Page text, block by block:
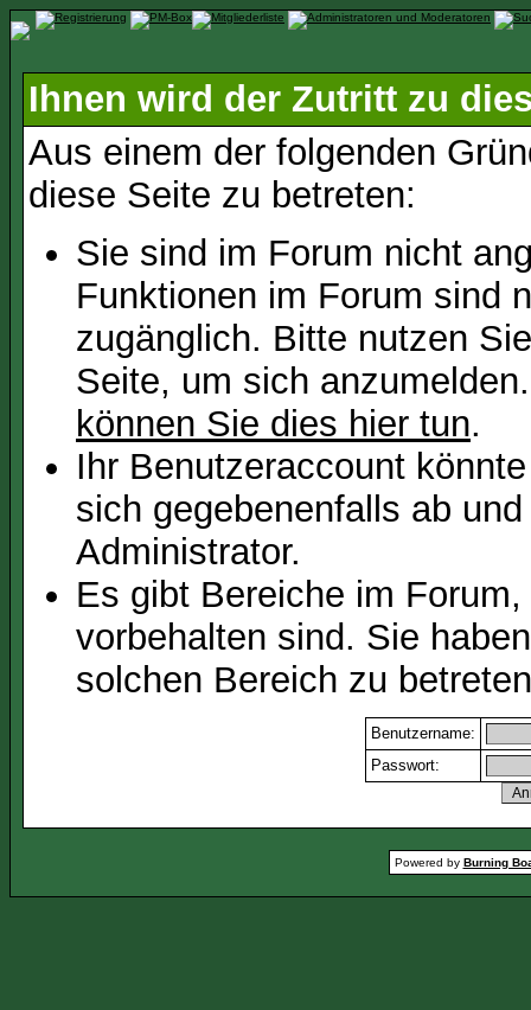
Ihnen wird der Zutritt zu
Aus einem der folgenden
diese Seite zu betreten:
Sie sind im Forum nicht
Funktionen im Forum sind
zugänglich. Bitte nutzen
Seite, um sich
können Sie dies hier tun.
Ihr Benutzeraccount
sich gegebenenfalls ab
Administrator.
Es gibt Bereiche im
vorbehalten sind. Sie
solchen Bereich zu
Benutzername:
Passwort:
Powered by Burning